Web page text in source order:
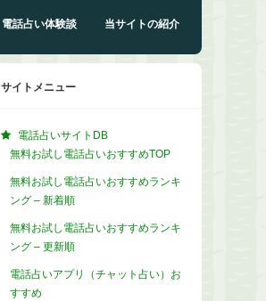
電話占い体験談 当サイトの紹介
サイトメニュー
電話占いサイトDB
無料お試し電話占いおすすめTOP
無料お試し電話占いおすすめランキ
ング – 新着順
無料お試し電話占いおすすめランキ
ング – 更新順
電話占いアプリ（チャット占い）お
すすめ